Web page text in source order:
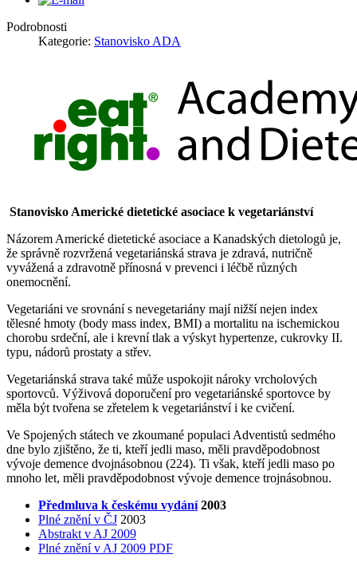
Podrobnosti
Kategorie: Stanovisko ADA
Stanovisko Americké dietetické asociace k vegetariánství
Názorem Americké dietetické asociace a Kanadských dietologů je,
že správně rozvržená vegetariánská strava je zdravá, nutričně
vyvážená a zdravotně přínosná v prevenci i léčbě různých
onemocnění.
Vegetariáni ve srovnání s nevegetariány mají nižší nejen index
tělesné hmoty (body mass index, BMI) a mortalitu na ischemickou
chorobu srdeční, ale i krevní tlak a výskyt hypertenze, cukrovky II.
typu, nádorů prostaty a střev.
Vegetariánská strava také může uspokojit nároky vrcholových
sportovců. Výživová doporučení pro vegetariánské sportovce by
měla být tvořena se zřetelem k vegetariánství i ke cvičení.
Ve Spojených státech ve zkoumané populaci Adventistů sedmého
dne bylo zjištěno, že ti, kteří jedli maso, měli pravděpodobnost
vývoje demence dvojnásobnou (224). Ti však, kteří jedli maso po
mnoho let, měli pravděpodobnost vývoje demence trojnásobnou.
Předmluva k českému vydání 2003
Plné znění v ČJ 2003
Abstrakt v AJ 2009
Plné znění v AJ 2009 PDF